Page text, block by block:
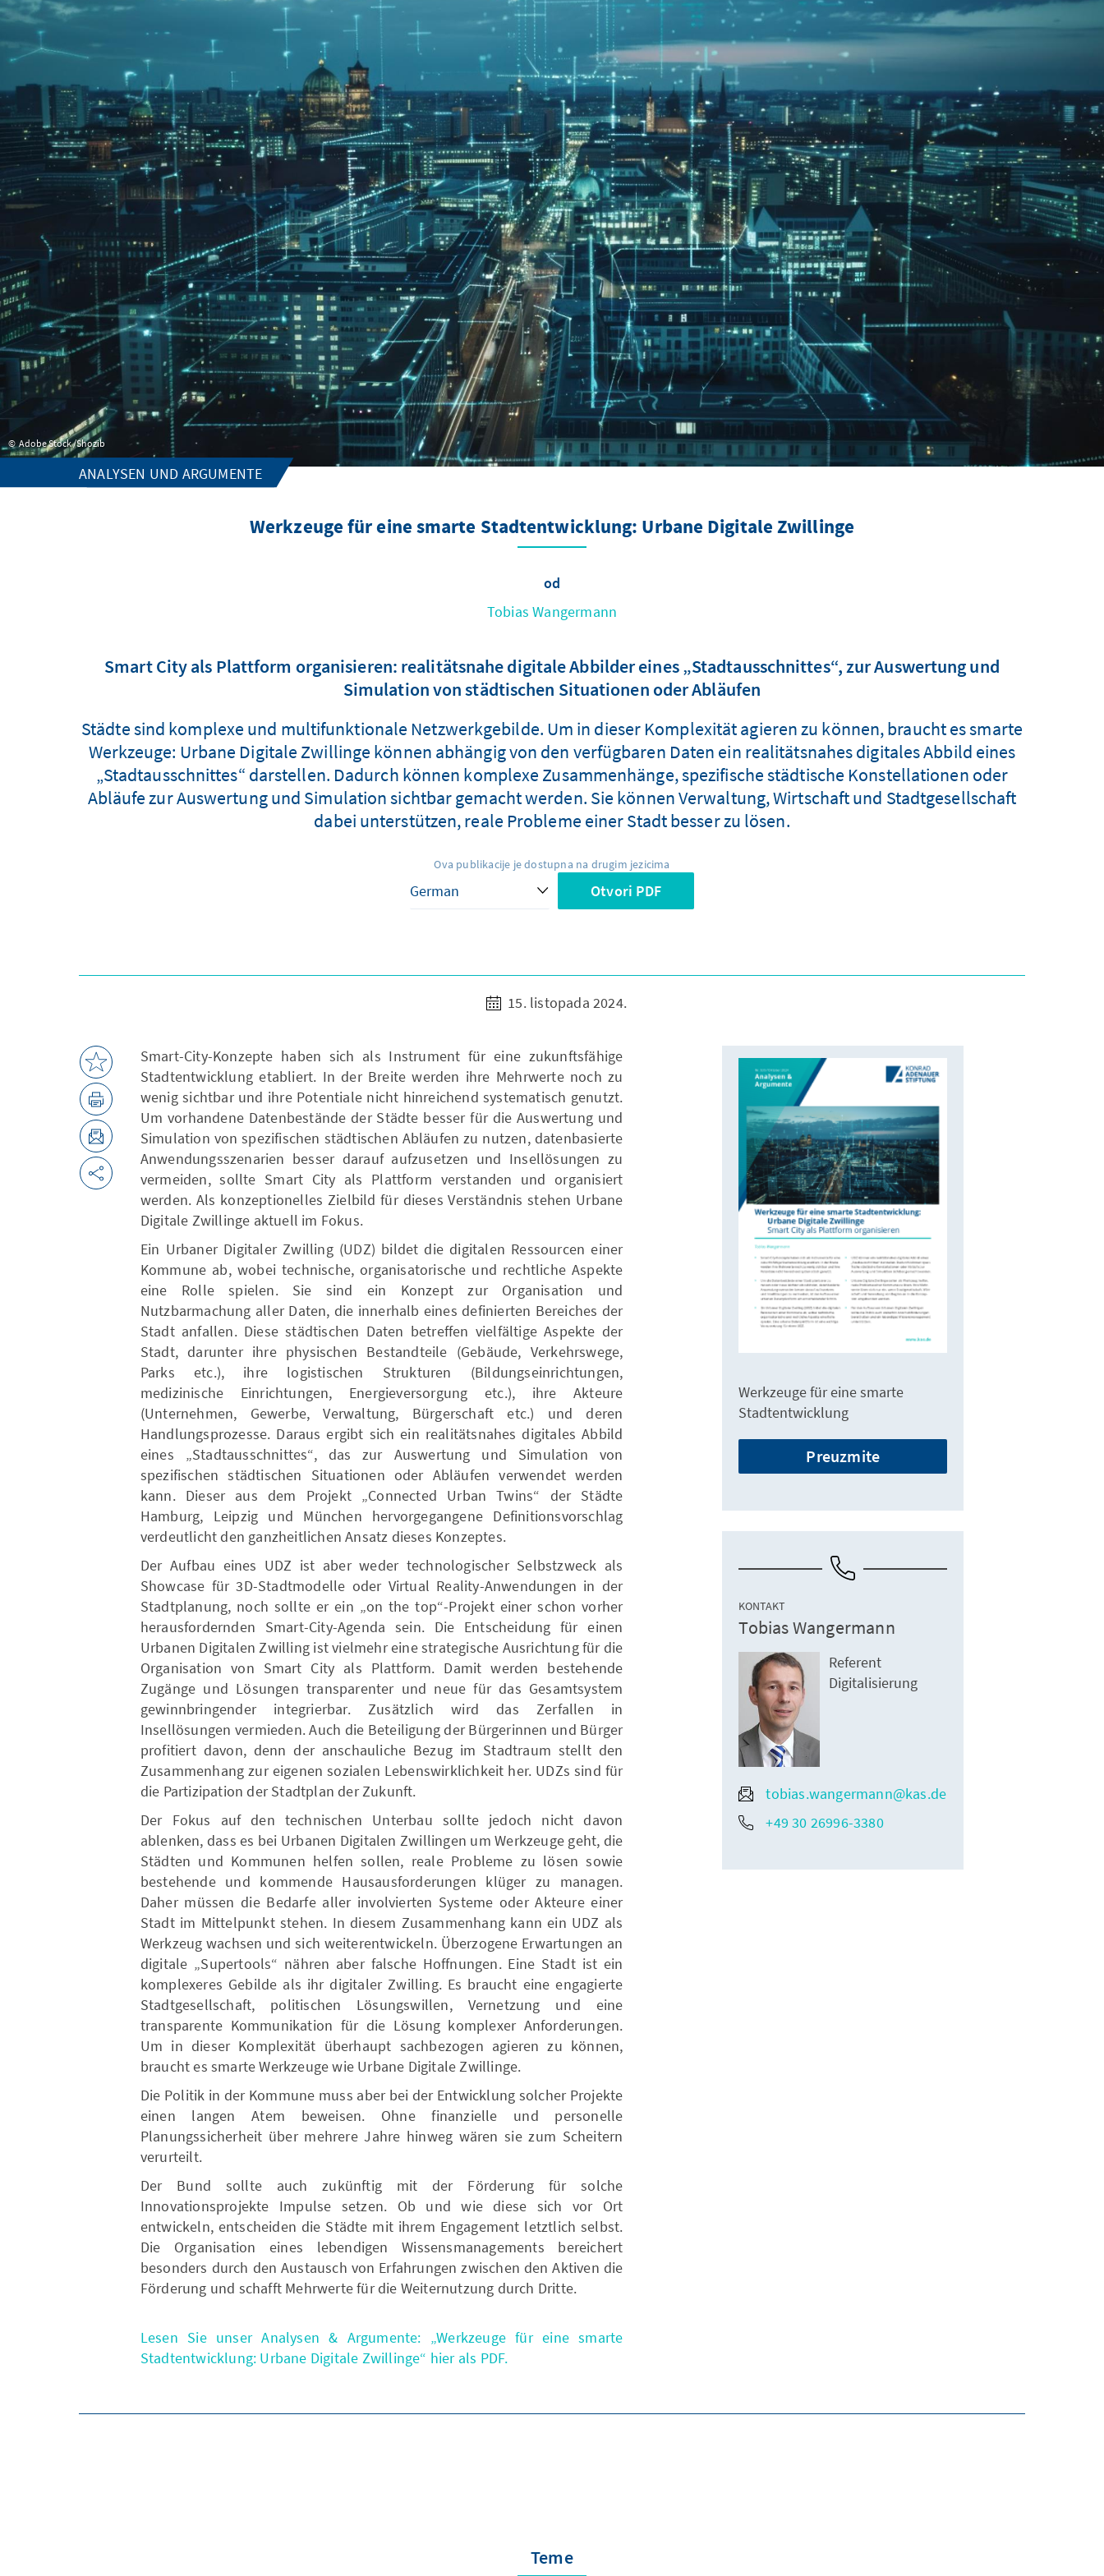
Adobe Stock /Shozib
ANALYSEN UND ARGUMENTE
Werkzeuge für eine smarte Stadtentwicklung: Urbane Digitale Zwillinge
od
Tobias Wangermann
Smart City als Plattform organisieren: realitätsnahe digitale Abbilder eines „Stadtausschnittes“, zur Auswertung und
Simulation von städtischen Situationen oder Abläufen
Städte sind komplexe und multifunktionale Netzwerkgebilde. Um in dieser Komplexität agieren zu können, braucht es smarte
Werkzeuge: Urbane Digitale Zwillinge können abhängig von den verfügbaren Daten ein realitätsnahes digitales Abbild eines
„Stadtausschnittes“ darstellen. Dadurch können komplexe Zusammenhänge, spezifische städtische Konstellationen oder
Abläufe zur Auswertung und Simulation sichtbar gemacht werden. Sie können Verwaltung, Wirtschaft und Stadtgesellschaft
dabei unterstützen, reale Probleme einer Stadt besser zu lösen.
Ova publikacije je dostupna na drugim jezicima
Otvori PDF
15. listopada 2024.
Smart-City-Konzepte haben sich als Instrument für eine zukunftsfähige
Stadtentwicklung etabliert. In der Breite werden ihre Mehrwerte noch zu
wenig sichtbar und ihre Potentiale nicht hinreichend systematisch genutzt.
Um vorhandene Datenbestände der Städte besser für die Auswertung und
Simulation von spezifischen städtischen Abläufen zu nutzen, datenbasierte
Anwendungsszenarien besser darauf aufzusetzen und Insellösungen zu
vermeiden, sollte Smart City als Plattform verstanden und organisiert
werden. Als konzeptionelles Zielbild für dieses Verständnis stehen Urbane
Digitale Zwillinge aktuell im Fokus.
Ein Urbaner Digitaler Zwilling (UDZ) bildet die digitalen Ressourcen einer
Kommune ab, wobei technische, organisatorische und rechtliche Aspekte
eine Rolle spielen. Sie sind ein Konzept zur Organisation und
Nutzbarmachung aller Daten, die innerhalb eines definierten Bereiches der
Stadt anfallen. Diese städtischen Daten betreffen vielfältige Aspekte der
Stadt, darunter ihre physischen Bestandteile (Gebäude, Verkehrswege,
Parks etc.), ihre logistischen Strukturen (Bildungseinrichtungen,
medizinische Einrichtungen, Energieversorgung etc.), ihre Akteure
(Unternehmen, Gewerbe, Verwaltung, Bürgerschaft etc.) und deren
Handlungsprozesse. Daraus ergibt sich ein realitätsnahes digitales Abbild
eines „Stadtausschnittes“, das zur Auswertung und Simulation von
spezifischen städtischen Situationen oder Abläufen verwendet werden
kann. Dieser aus dem Projekt „Connected Urban Twins“ der Städte
Hamburg, Leipzig und München hervorgegangene Definitionsvorschlag
verdeutlicht den ganzheitlichen Ansatz dieses Konzeptes.
Der Aufbau eines UDZ ist aber weder technologischer Selbstzweck als
Showcase für 3D-Stadtmodelle oder Virtual Reality-Anwendungen in der
Stadtplanung, noch sollte er ein „on the top“-Projekt einer schon vorher
herausfordernden Smart-City-Agenda sein. Die Entscheidung für einen
Urbanen Digitalen Zwilling ist vielmehr eine strategische Ausrichtung für die
Organisation von Smart City als Plattform. Damit werden bestehende
Zugänge und Lösungen transparenter und neue für das Gesamtsystem
gewinnbringender integrierbar. Zusätzlich wird das Zerfallen in
Insellösungen vermieden. Auch die Beteiligung der Bürgerinnen und Bürger
profitiert davon, denn der anschauliche Bezug im Stadtraum stellt den
Zusammenhang zur eigenen sozialen Lebenswirklichkeit her. UDZs sind für
die Partizipation der Stadtplan der Zukunft.
Der Fokus auf den technischen Unterbau sollte jedoch nicht davon
ablenken, dass es bei Urbanen Digitalen Zwillingen um Werkzeuge geht, die
Städten und Kommunen helfen sollen, reale Probleme zu lösen sowie
bestehende und kommende Hausausforderungen klüger zu managen.
Daher müssen die Bedarfe aller involvierten Systeme oder Akteure einer
Stadt im Mittelpunkt stehen. In diesem Zusammenhang kann ein UDZ als
Werkzeug wachsen und sich weiterentwickeln. Überzogene Erwartungen an
digitale „Supertools“ nähren aber falsche Hoffnungen. Eine Stadt ist ein
komplexeres Gebilde als ihr digitaler Zwilling. Es braucht eine engagierte
Stadtgesellschaft, politischen Lösungswillen, Vernetzung und eine
transparente Kommunikation für die Lösung komplexer Anforderungen.
Um in dieser Komplexität überhaupt sachbezogen agieren zu können,
braucht es smarte Werkzeuge wie Urbane Digitale Zwillinge.
Die Politik in der Kommune muss aber bei der Entwicklung solcher Projekte
einen langen Atem beweisen. Ohne finanzielle und personelle
Planungssicherheit über mehrere Jahre hinweg wären sie zum Scheitern
verurteilt.
Der Bund sollte auch zukünftig mit der Förderung für solche
Innovationsprojekte Impulse setzen. Ob und wie diese sich vor Ort
entwickeln, entscheiden die Städte mit ihrem Engagement letztlich selbst.
Die Organisation eines lebendigen Wissensmanagements bereichert
besonders durch den Austausch von Erfahrungen zwischen den Aktiven die
Förderung und schafft Mehrwerte für die Weiternutzung durch Dritte.
Lesen Sie unser Analysen & Argumente: „Werkzeuge für eine smarte
Stadtentwicklung: Urbane Digitale Zwillinge“ hier als PDF.
Werkzeuge für eine smarte
Stadtentwicklung
Preuzmite
KONTAKT
Tobias Wangermann
Referent
Digitalisierung
tobias.wangermann@kas.de
+49 30 26996-3380
Teme